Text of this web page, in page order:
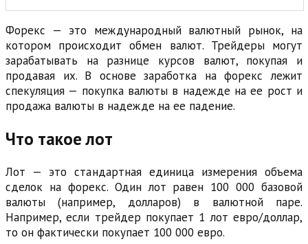
Форекс — это международный валютный рынок, на
котором происходит обмен валют. Трейдеры могут
зарабатывать на разнице курсов валют, покупая и
продавая их. В основе заработка на форекс лежит
спекуляция — покупка валюты в надежде на ее рост и
продажа валюты в надежде на ее падение.
Что такое лот
Лот — это стандартная единица измерения объема
сделок на форекс. Один лот равен 100 000 базовой
валюты (например, долларов) в валютной паре.
Например, если трейдер покупает 1 лот евро/доллар,
то он фактически покупает 100 000 евро.